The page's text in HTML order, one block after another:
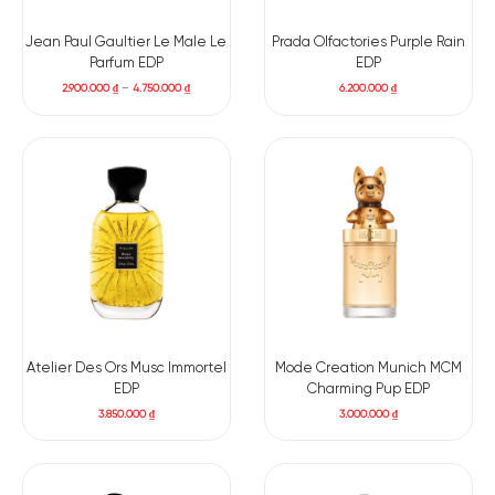
Jean Paul Gaultier Le Male Le
Parfum EDP
2.900.000₫ –4.750.000₫
Prada Olfactories Purple Rain
EDP
6.200.000₫
Atelier Des Ors Musc Immortel
EDP
3.850.000₫
Mode Creation Munich MCM
Charming Pup EDP
3.000.000₫